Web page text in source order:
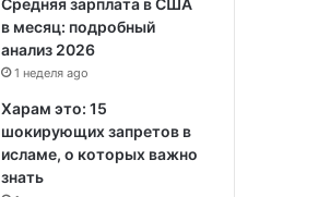
Средняя зарплата в США
в месяц: подробный
анализ 2026
1 неделя ago
Харам это: 15
шокирующих запретов в
исламе, о которых важно
знать